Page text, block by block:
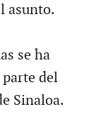
asunto.
se ha
del
Sinaloa.